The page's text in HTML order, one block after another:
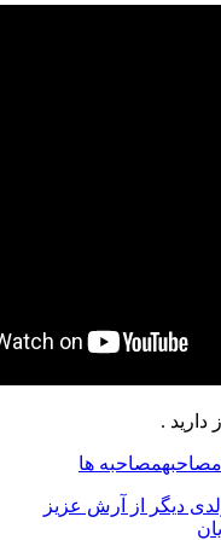
دارید .
مصاحبهمصاحبه ها
دیگر از آرش عزیز